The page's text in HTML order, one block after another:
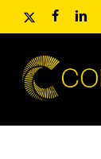
Skip
content
x-
facebook